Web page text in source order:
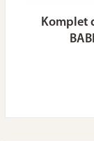
Komplet